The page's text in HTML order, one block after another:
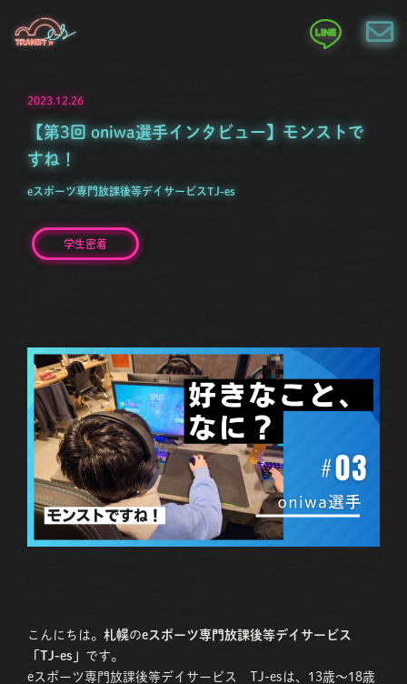
2023.12.26
【第3回 oniwa選手インタビュー】モンストで
すね！
eスポーツ専門放課後等デイサービスTJ-es
学生密着
こんにちは。 札幌のeスポーツ専門放課後等デイサービス
「TJ-es」 です。
eスポーツ専門放課後等デイサービス TJ-esは、13歳〜18歳